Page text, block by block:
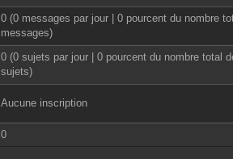
0 (0 messages par jour | 0 pourcent du nombre
messages)
0 (0 sujets par jour | 0 pourcent du nombre total
sujets)
Aucune inscription
0